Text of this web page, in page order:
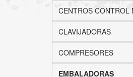
CENTROS CONTROL
CLAVIJADORAS
COMPRESORES
EMBALADORAS